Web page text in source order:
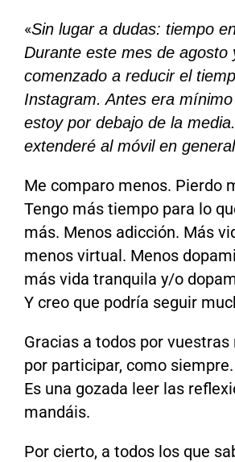
«Sin lugar a dudas: tiempo
Durante este mes de agosto
comenzado a reducir el
Instagram. Antes era
estoy por debajo de la
extenderé al móvil en
Me comparo menos. Pierdo
Tengo más tiempo para lo
más. Menos adicción. Más
menos virtual. Menos
más vida tranquila y/o
Y creo que podría seguir
Gracias a todos por vuestras
por participar, como siempre.
Es una gozada leer las
mandáis.
Por cierto, a todos los que